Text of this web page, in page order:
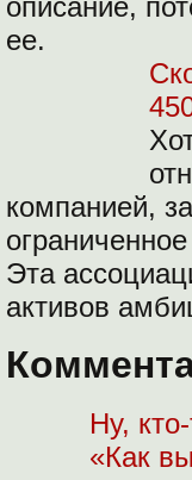
описание,
ее.
компанией,
Эта
активов
Ну,
«Как